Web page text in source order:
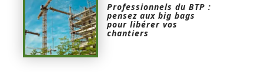
Professionnels du BTP :
pensez aux big bags
pour libérer vos
chantiers